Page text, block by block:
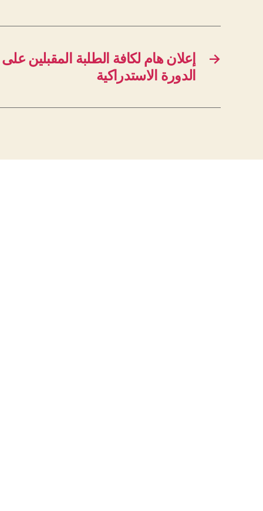
→
إعلان هام لكافة الطلبة المقبلين على
الدورة الاستدراكية